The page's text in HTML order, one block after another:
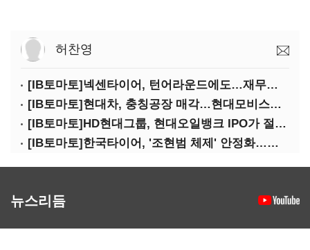
허찬영
[IB토마토]넥센타이어, 턴어라운드에도…재무건전성 '적신호'
[IB토마토]현대차, 충칭공장 매각…현대모비스에도 연쇄 '악영향'
[IB토마토]HD현대그룹, 현대오일뱅크 IPO가 절실한 이유는
[IB토마토]한국타이어, '조현범 체제' 안정화…신사업 투자 재시동
뉴스리듬